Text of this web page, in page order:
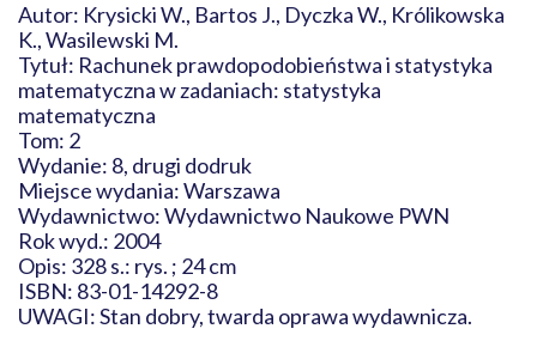
Autor: Krysicki W., Bartos J., Dyczka W., Królikowska
K., Wasilewski M.
Tytuł: Rachunek prawdopodobieństwa i statystyka
matematyczna w zadaniach: statystyka
matematyczna
Tom: 2
Wydanie: 8, drugi dodruk
Miejsce wydania: Warszawa
Wydawnictwo: Wydawnictwo Naukowe PWN
Rok wyd.: 2004
Opis: 328 s.: rys. ; 24 cm
ISBN: 83-01-14292-8
UWAGI: Stan dobry, twarda oprawa wydawnicza.